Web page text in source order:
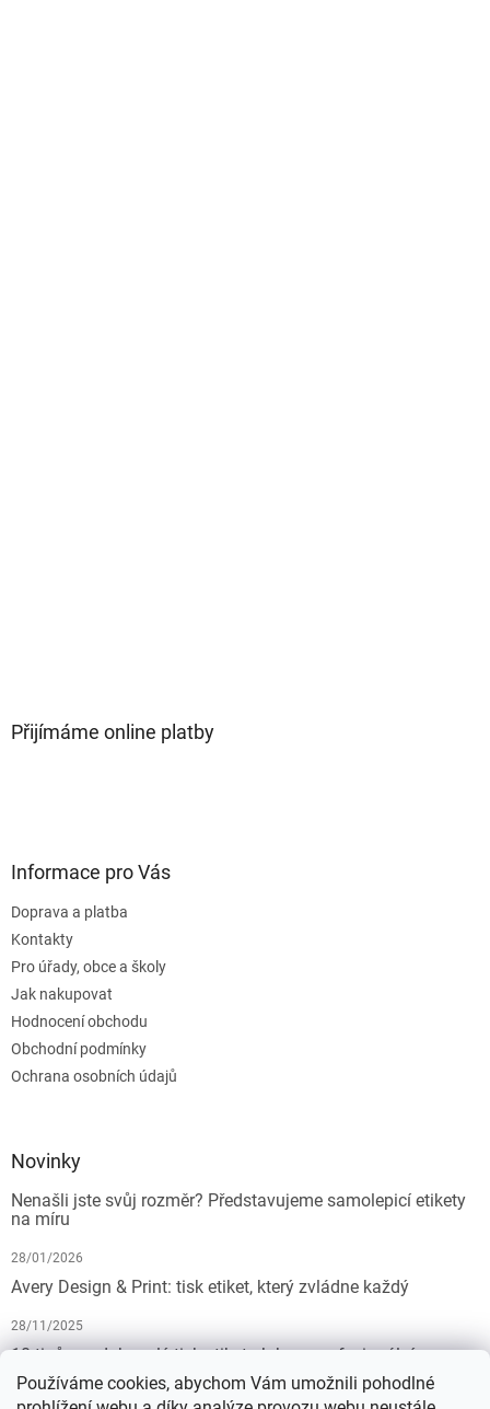
Používáme cookies, abychom Vám umožnili pohodlné
Přijímáme online platby
Informace pro Vás
Doprava a platba
Kontakty
Pro úřady, obce a školy
Jak nakupovat
Hodnocení obchodu
Obchodní podmínky
Ochrana osobních údajů
Novinky
Nenašli jste svůj rozměr? Představujeme samolepicí etikety
na míru
28/01/2026
Avery Design & Print: tisk etiket, který zvládne každý
28/11/2025
10 tipů pro dokonalý tisk etiket: Jak na profesionální
výsledek bez starostí